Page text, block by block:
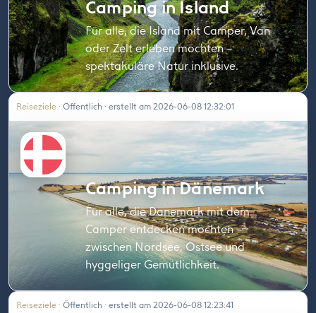
Camping in Island
Für alle, die Island mit Camper, Van
oder Zelt erleben möchten –
spektakuläre Natur inklusive.
Reiseziele · Öffentlich · erstellt am 2026-06-08 12:32:01
Camping in Dänemark
Für alle, die Dänemark mit dem
Camper entdecken möchten –
zwischen Nordsee, Ostsee und
hyggeliger Gemütlichkeit.
Reiseziele · Öffentlich · erstellt am 2026-06-08 12:23:41